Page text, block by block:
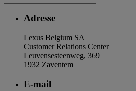
Adresse
Lexus Belgium SA
Customer Relations Center
Leuvensesteenweg, 369
1932 Zaventem
E-mail